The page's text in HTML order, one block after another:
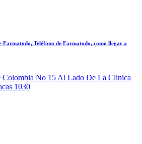
Farmatodo, Teléfono de Farmatodo, como llegar a
Colombia No 15 Al Lado De La Clinica
1030